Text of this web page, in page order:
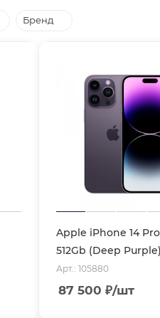
Бренд
Apple iPhone 14
512Gb (Deep
Арт.: 105880
87 500 ₽/шт